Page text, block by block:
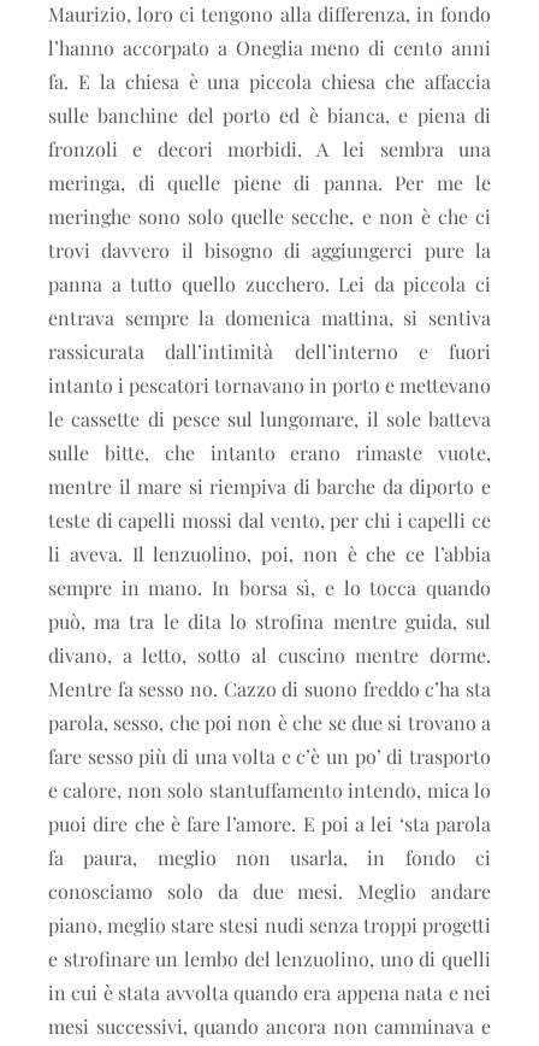
Maurizio, loro ci tengono alla differenza, in fondo
l’hanno accorpato a Oneglia meno di cento anni
fa. E la chiesa è una piccola chiesa che affaccia
sulle banchine del porto ed è bianca, e piena di
fronzoli e decori morbidi. A lei sembra una
meringa, di quelle piene di panna. Per me le
meringhe sono solo quelle secche, e non è che ci
trovi davvero il bisogno di aggiungerci pure la
panna a tutto quello zucchero. Lei da piccola ci
entrava sempre la domenica mattina, si sentiva
rassicurata dall’intimità dell’interno e fuori
intanto i pescatori tornavano in porto e mettevano
le cassette di pesce sul lungomare, il sole batteva
sulle bitte, che intanto erano rimaste vuote,
mentre il mare si riempiva di barche da diporto e
teste di capelli mossi dal vento, per chi i capelli ce
li aveva. Il lenzuolino, poi, non è che ce l’abbia
sempre in mano. In borsa sì, e lo tocca quando
può, ma tra le dita lo strofina mentre guida, sul
divano, a letto, sotto al cuscino mentre dorme.
Mentre fa sesso no. Cazzo di suono freddo c’ha sta
parola, sesso, che poi non è che se due si trovano a
fare sesso più di una volta e c’è un po’ di trasporto
e calore, non solo stantuffamento intendo, mica lo
puoi dire che è fare l’amore. E poi a lei ‘sta parola
fa paura, meglio non usarla, in fondo ci
conosciamo solo da due mesi. Meglio andare
piano, meglio stare stesi nudi senza troppi progetti
e strofinare un lembo del lenzuolino, uno di quelli
in cui è stata avvolta quando era appena nata e nei
mesi successivi, quando ancora non camminava e